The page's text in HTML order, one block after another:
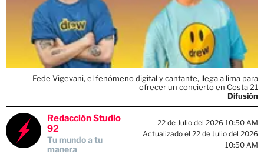
Fede Vigevani, el fenómeno digital y cantante, llega a lima para
ofrecer un concierto en Costa 21
Difusión
Redacción Studio
92
Tu mundo a tu
manera
22 de Julio del 2026 10:50 AM
Actualizado el 22 de Julio del 2026
10:50 AM